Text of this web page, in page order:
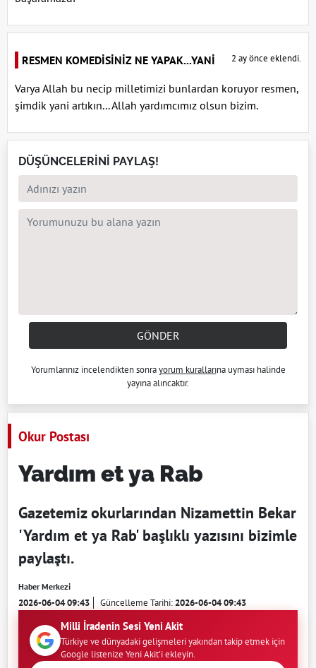
RESMEN KOMEDİSİNİZ NE YAPAK...YANİ 2 ay önce eklendi.
Varya Allah bu necip milletimizi bunlardan koruyor resmen,
şimdik yani artıkın... Allah yardımcımız olsun bizim.
DÜŞÜNCELERİNİ PAYLAŞ!
GÖNDER
Yorumlarınız incelendikten sonrayorum kurallarına uyması halinde
yayına alıncaktır.
Okur Postası
Yardım et ya Rab
Gazetemiz okurlarından Nizamettin Bekar
'Yardım et ya Rab' başlıklı yazısını bizimle
paylaştı.
Haber Merkezi
2026-06-04 09:43 Güncelleme Tarihi:2026-06-04 09:43
Milli İradenin Sesi Yeni Akit
Türkiye ve dünyadaki gelişmeleri yakından takip etmek için
Google listenize Yeni Akit'i ekleyin.